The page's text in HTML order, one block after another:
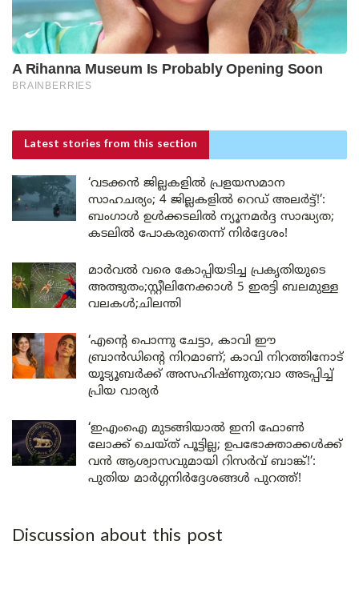
Latest stories from this section
‘വടക്കൻ ജില്ലകളിൽ പ്രളയസമാന
സാഹചര്യം; 4 ജില്ലകളിൽ റെഡ് അലർട്ട്!’:
ബംഗാൾ ഉൾക്കടലിൽ ന്യൂനമർദ്ദ സാദ്ധ്യത;
കടലിൽ പോകരുതെന്ന് നിർദ്ദേശം!
മാർവൽ വരെ കോപ്പിയടിച്ച പ്രകൃതിയുടെ
അത്ഭുതം;സ്റ്റീലിനേക്കാൾ 5 ഇരട്ടി ബലമുള്ള
വലകൾ;ചിലന്തി
‘എന്റെ പൊന്നു ചേട്ടാ, കാവി ഈ
ബ്രാൻഡിന്റെ നിറമാണ്; കാവി നിറത്തിനോട്
യൂട്യൂബർക്ക് അസഹിഷ്ണുത;വാ അടപ്പിച്ച്
പ്രിയ വാര്യർ
‘ഇഎംഐ മുടങ്ങിയാൽ ഇനി ഫോൺ
ലോക്ക് ചെയ്ത് പൂട്ടില്ല; ഉപഭോക്താക്കൾക്ക്
വൻ ആശ്വാസവുമായി റിസർവ് ബാങ്ക്!’:
പുതിയ മാർഗ്ഗനിർദ്ദേശങ്ങൾ പുറത്ത്!
Discussion about this post